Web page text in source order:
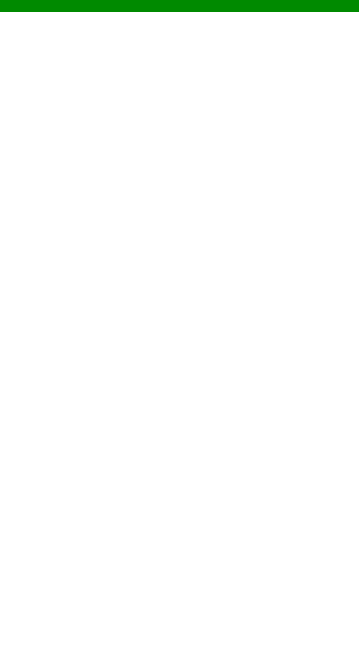
📍 Galway, Irlanda | 🗓️ Settembre 2016